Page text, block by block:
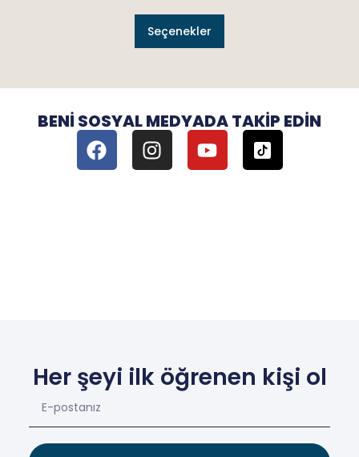
Seçenekler
BENI SOSYAL MEDYADA TAKIP EDIN
Her şeyi ilk öğrenen kişi ol